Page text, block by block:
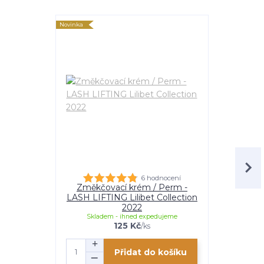
Novinka
6 hodnocení
Změkčovací krém / Perm -
LASH LIFTING Lilibet Collection
2022
125 Kč/ks
Skladem - ihned expedujeme
Přidat do košíku